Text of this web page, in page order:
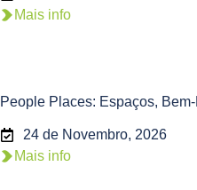
Mais info
People Places: Espaços,
24 de Novembro, 2026
Mais info